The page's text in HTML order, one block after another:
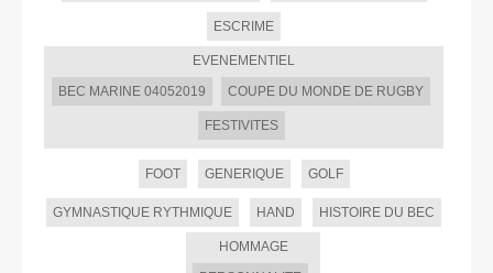
ESCRIME
EVENEMENTIEL
BEC MARINE 04052019
COUPE DU MONDE DE RUGBY
FESTIVITES
FOOT GENERIQUE GOLF
GYMNASTIQUE RYTHMIQUE HAND HISTOIRE DU BEC
HOMMAGE